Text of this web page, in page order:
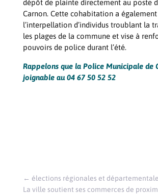
dépôt de plainte directement au poste
Carnon. Cette cohabitation a
l’interpellation d’individus troublant la
les plages de la commune et vise à
pouvoirs de police durant l’été.
Rappelons que la Police Municipale de
joignable au 04 67 50 52 52
← élections régionales et
La ville soutient ses commerces de